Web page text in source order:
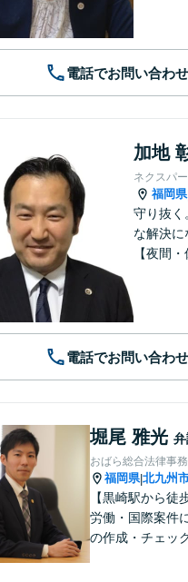
電話でお問い合わせ
加地
ネクスパ
福岡県
守り抜く
な解決
【夜間
電話でお問い合わせ
堀尾 雅光
おばら総合法律事
福岡県|北九州
【黒崎駅から
労働・国際案件
の作成・チェッ